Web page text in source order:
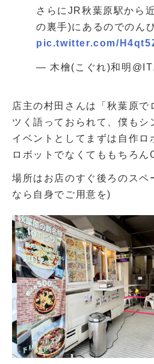
さらにJR秋葉原駅から
の裏手)にあるのでのん
pic.twitter.com/
— 木檜(こぐれ)和明
店主の村田さんは「秋葉原
ツく語っておられて、僕も
イベントとしてまずは自作
ロボットでなくてももちろん
場所はお店のすぐ後ろのス
なら自身でご用意を)